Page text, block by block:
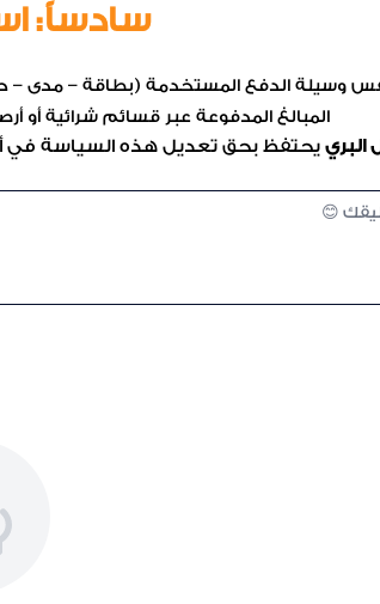
سادساً:
وسيلة الدفع المستخدمة (بطاقة – مدى –
المبالغ المدفوعة عبر قسائم شرائية أو
البري يحتفظ بحق تعديل هذه السياسة في